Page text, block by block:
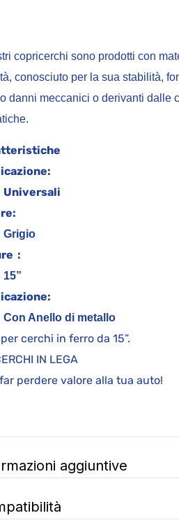
copricerchi sono prodotti con
conosciuto per la sua stabilità,
danni meccanici o derivanti dalle
Universali
Grigio
:
15”
Con Anello di metallo
cerchi in ferro da 15”.
IN LEGA
perdere valore alla tua auto!
aggiuntive